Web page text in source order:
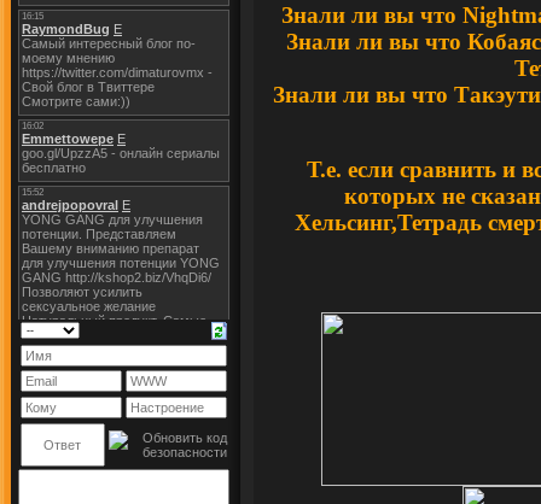
Знали ли вы что
Знали ли вы что
Знали ли вы что
Т.е. если сравнить и
которых не
Хельсинг,Тетрадь